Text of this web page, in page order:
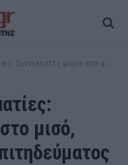
φόρου στο μισό, κατάργηση τέλους επιτηδεύματος
μισό,